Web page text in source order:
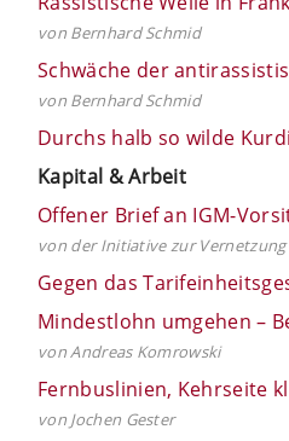
von Bernhard Schmid
Schwäche der
von Bernhard Schmid
Durchs halb so wilde
Kapital & Arbeit
Offener Brief an IGM-
von der Initiative zur
Gegen das
Mindestlohn umgehen –
von Andreas Komrowski
Fernbuslinien, Kehrseite
von Jochen Gester